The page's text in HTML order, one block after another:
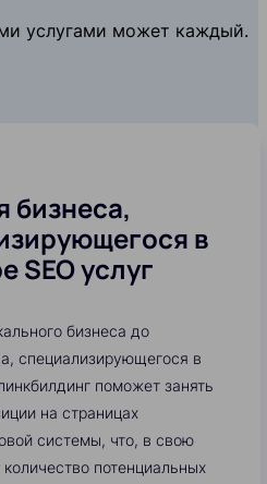
услугами может каждый.
бизнеса,
в
SEO услуг
бизнеса до
специализирующегося в
поможет занять
на страницах
системы, что, в свою
потенциальных